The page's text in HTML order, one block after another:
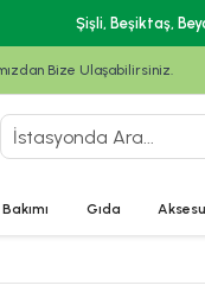
gün içi teslimat!
Bize Ulaşabilirsiniz.
Gıda